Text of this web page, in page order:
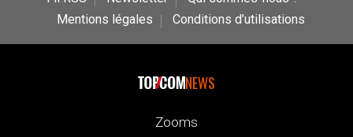
Mentions légales
Conditions d’utilisations
NEWS
Zooms